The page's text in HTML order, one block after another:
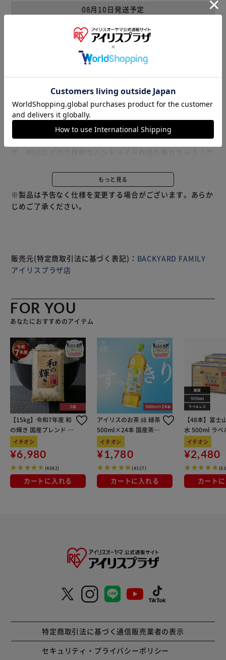
08月10日発送予定
ベビー・マタニティ
出産祝い・ギフト・メモリアル
2枚の付属マットで飾り方3通り♪正方形がかわいいフォト
フレーム「ましかく フレーム 20」が登場。
「89mm×89mm 4窓」「L判 2窓」の、紙製のマット台紙2
枚付き！ マットを外せば200mm×200mmの写真も収まる
から、3wayに使える♪ 厚み約2.5mmまで収納できるの
トを外した場合です。 マットは正方形なので、回転させれ
ば縦向き横向きどちらでも使用が可能。 ナチュラルな素材
感とカラーはどんなインテリアにも馴染みやすい。 壁掛用
金具・縦横兼用スタンド付きで、吊り紐が付属。お部屋のス
もっと見る
※製品は予告なく仕様を変更する場合がございます。あらか
じめご了承ください。
販売元(特定商取引法に基づく表記)： BACKYARD FAMILY
アイリスプラザ店
FOR YOU
あなたにおすすめのアイテム
【15kg】令和7年産 和
の輝き 国産ブレンド 5
kg×3袋
イチオシ
¥6,980
(4682)
カートに入れる
アイリスのお茶 綠 緑茶
500ml×24本 国産茶葉
100％使用
イチオシ
¥1,780
(4327)
カートに入れる
【48本】富士
水 500ml ラベ
イチオシ
¥2,480
カート
特定商取引法に基づく通信販売業者の表示
セキュリティ・プライバシーポリシー